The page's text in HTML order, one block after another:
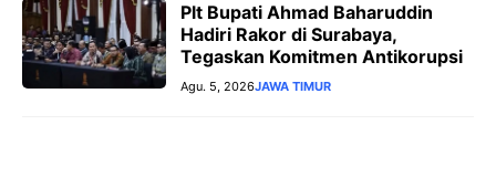
Plt Bupati Ahmad Baharuddin
Hadiri Rakor di Surabaya,
Tegaskan Komitmen Antikorupsi
Agu. 5, 2026JAWA TIMUR